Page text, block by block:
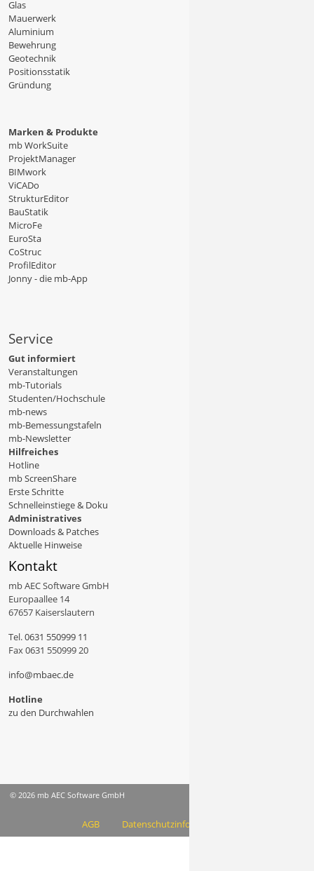
Glas
Mauerwerk
Aluminium
Bewehrung
Geotechnik
Positionsstatik
Gründung
Marken & Produkte
mb WorkSuite
ProjektManager
BIMwork
ViCADo
StrukturEditor
BauStatik
MicroFe
EuroSta
CoStruc
ProfilEditor
Jonny - die mb-App
Service
Gut informiert
Veranstaltungen
mb-Tutorials
Studenten/Hochschule
mb-news
mb-Bemessungstafeln
mb-Newsletter
Hilfreiches
Hotline
mb ScreenShare
Erste Schritte
Schnelleinstiege & Doku
Administratives
Downloads & Patches
Aktuelle Hinweise
Kontakt
mb AEC Software GmbH
Europaallee 14
67657 Kaiserslautern
Tel.0631 550999 11
Fax 0631 550999 20
info@mbaec.de
Hotline
zu den Durchwahlen
© 2026 mb AEC Software GmbH
AGB Datenschutzinformation